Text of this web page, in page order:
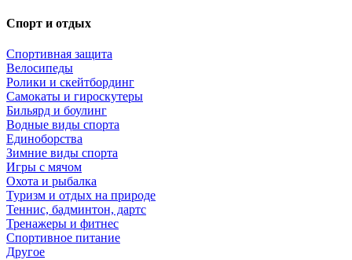
Спорт и отдых
Спортивная защита
Велосипеды
Ролики и скейтбординг
Самокаты и гироскутеры
Бильярд и боулинг
Водные виды спорта
Единоборства
Зимние виды спорта
Игры с мячом
Охота и рыбалка
Туризм и отдых на природе
Теннис, бадминтон, дартс
Тренажеры и фитнес
Спортивное питание
Другое